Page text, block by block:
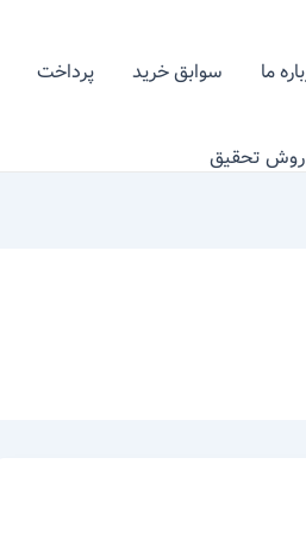
ما سوابق خرید پرداخت
روش تحقیق